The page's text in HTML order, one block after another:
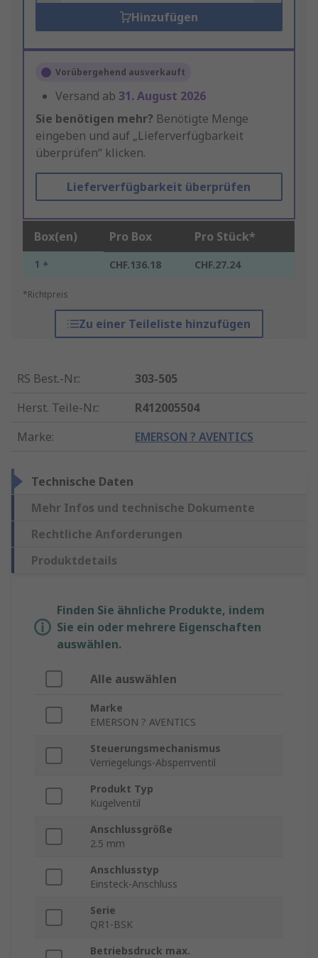
Hinzufügen
Vorübergehend ausverkauft
Versand ab 31. August 2026
Sie benötigen mehr? Benötigte Menge
eingeben und auf „Lieferverfügbarkeit
überprüfen“ klicken.
Lieferverfügbarkeit überprüfen
Box(en) Pro Box Pro Stück*
1 + CHF.136.18 CHF.27.24
*Richtpreis
Zu einer Teileliste hinzufügen
RS Best.-Nr.:
303-505
Herst. Teile-Nr.:
R412005504
Marke: EMERSON ? AVENTICS
Technische Daten
Mehr Infos und technische Dokumente
Rechtliche Anforderungen
Produktdetails
Finden Sie ähnliche Produkte, indem
Sie ein oder mehrere Eigenschaften
auswählen.
Alle auswählen
Marke
EMERSON ? AVENTICS
Steuerungsmechanismus
Verriegelungs-Absperrventil
Produkt Typ
Kugelventil
Anschlussgröße
2.5 mm
Anschlusstyp
Einsteck-Anschluss
Serie
QR1-BSK
Betriebsdruck max.